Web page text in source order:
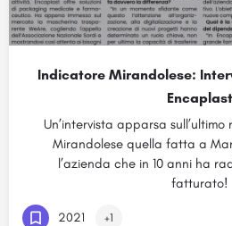
Indicatore Mirandolese:
Encaplast
Un’intervista apparsa
Mirandolese quella fatta a
l’azienda che in 10 anni ha
fatturato!
2021 +1